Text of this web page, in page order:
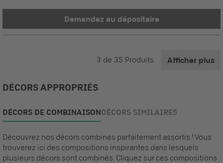
Demandez au dépositaire
3 de 35 Produits Afficher plus
DÉCORS APPROPRIÉS
DÉCORS DE COMBINAISONDÉCORS SIMILAIRES
Découvrez nos décors combinés parfaitement assortis ! Vous
trouverez ici des compositions inspirantes dans lesquels
plusieurs décors sont combinés. Cliquez sur ces compositions